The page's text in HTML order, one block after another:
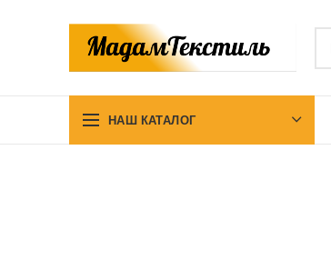
НАШ КАТАЛОГ